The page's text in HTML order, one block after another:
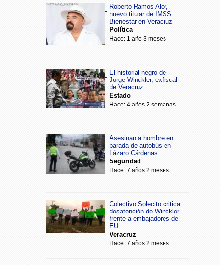
Roberto Ramos Alor,
nuevo titular de IMSS
Bienestar en Veracruz
Política
Hace: 1 año 3 meses
El historial negro de
Jorge Winckler, exfiscal
de Veracruz
Estado
Hace: 4 años 2 semanas
Asesinan a hombre en
parada de autobús en
Lázaro Cárdenas
Seguridad
Hace: 7 años 2 meses
Colectivo Solecito critica
desatención de Winckler
frente a embajadores de
EU
Veracruz
Hace: 7 años 2 meses